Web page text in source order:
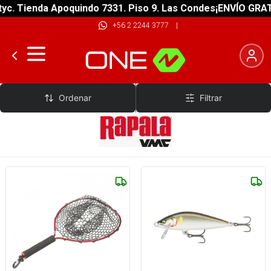
Apoquindo 7331. Piso 9. Las Condes¡ENVÍO
+56 2 2244 3777 |
RAPALA
Ordenar Filtrar